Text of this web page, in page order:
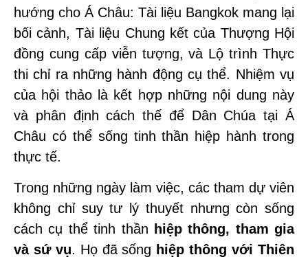
hướng cho Á Châu: Tài liệu Bangkok mang lại
bối cảnh, Tài liệu Chung kết của Thượng Hội
đồng cung cấp viễn tượng, và Lộ trình Thực
thi chỉ ra những hành động cụ thể. Nhiệm vụ
của hội thảo là kết hợp những nội dung này
và phân định cách thế để Dân Chúa tại Á
Châu có thể sống tinh thần hiệp hành trong
thực tế.
Trong những ngày làm việc, các tham dự viên
không chỉ suy tư lý thuyết nhưng còn sống
cách cụ thể tinh thần hiệp thông, tham gia
và sứ vụ. Họ đã sống hiệp thông với Thiên